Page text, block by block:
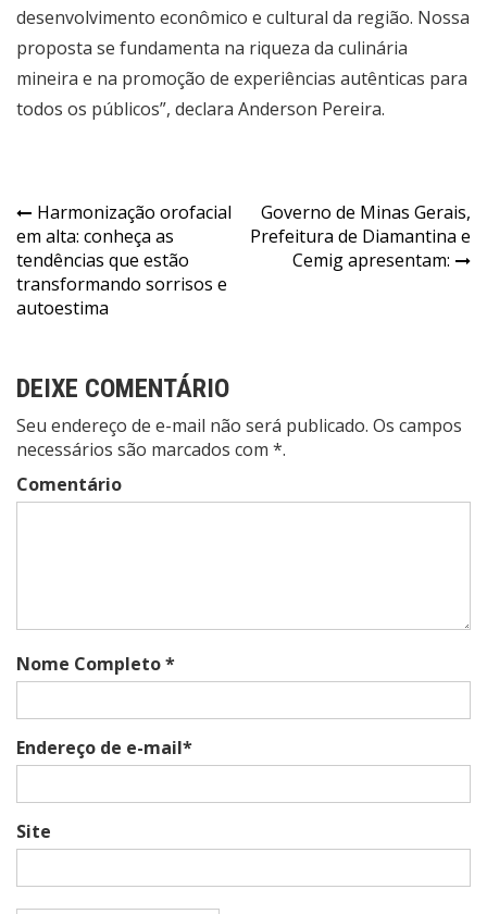
desenvolvimento econômico e cultural da região. Nossa
proposta se fundamenta na riqueza da culinária
mineira e na promoção de experiências autênticas para
todos os públicos”, declara Anderson Pereira.
Navegação
de
Post
Harmonização orofacial
em alta: conheça as
tendências que estão
transformando sorrisos e
autoestima
Governo de Minas Gerais,
Prefeitura de Diamantina e
Cemig apresentam:
DEIXE COMENTÁRIO
Seu endereço de e-mail não será publicado. Os campos
necessários são marcados com *.
Comentário
Nome Completo *
Endereço de e-mail*
Site